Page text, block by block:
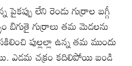
లేని రెండు గుర్రాల బగ్గీ
బిగుతై గుర్రాలు తమ మెడలను
పుల్లల్లా ఉన్న తమ ముందు
ఎడమ చక్రం కదిలిపోయి బండి